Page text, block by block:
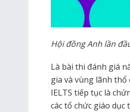
Hội đồng Anh lần
Là bài thi đánh giá
gia và vùng lãnh thổ
IELTS tiếp tục là
các tổ chức giáo